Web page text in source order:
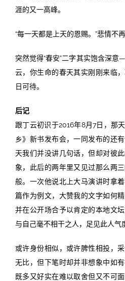
涯的又一高峰。
“每一天都是上天的恩赐。”悲情不
突然觉得“春安”二字其实饱含深
云，你生命的春天其实刚刚来临
日可待。
后记
跟丁云初识于2016年8月7日，那
乡》新书发布会，一同发布的还
天我们并没讲几句话，但却对彼
象，此后的两年里又见过那么两
般。一次他说北上大马演讲时拿
篇作为例文，大赞我的文字如何
并在公开场合予以肯定的本地文
与自己毫不相干之人，足见此人气
或许身份相似，或许脾性相投，
无比，但下笔时却并非想象中如
既多又好实在难以取舍但又不可